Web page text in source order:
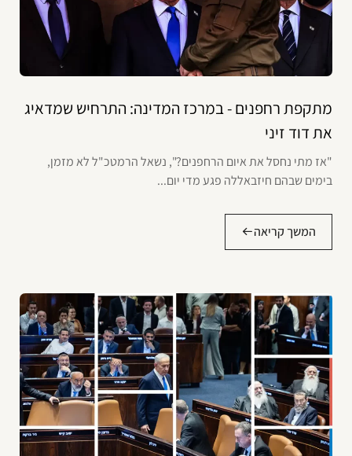
מתקפת רחפנים - במרכז המדינה: התרחיש שמדאיג
את דוד זיני
"אז מתי נחסל את איום הרחפנים?", נשאל הרמטכ"ל לא מזמן,
בימים שבהם חיזבאללה פגע מדי יום...
המשך קריאה